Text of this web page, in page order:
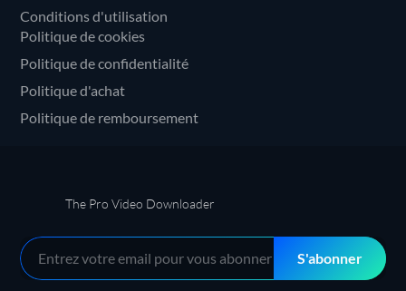
Conditions d'utilisation
Politique de cookies
Politique de confidentialité
Politique d'achat
Politique de remboursement
The Pro Video Downloader
S'abonner